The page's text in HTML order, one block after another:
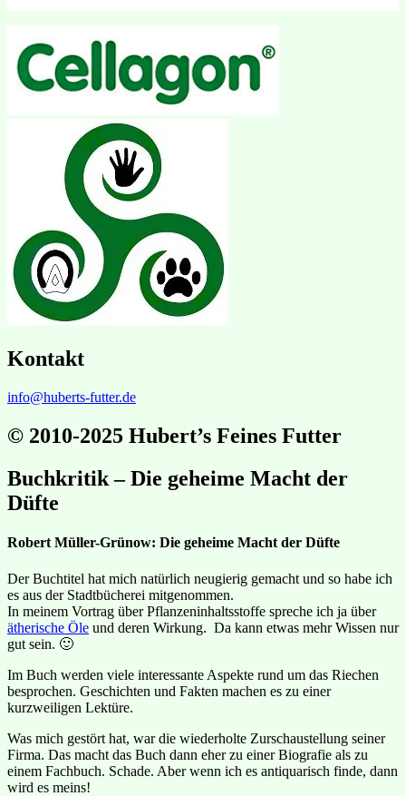
Kontakt
info@huberts-futter.de
© 2010-2025 Hubert’s Feines Futter
Buchkritik – Die geheime Macht der
Düfte
Robert Müller-Grünow: Die geheime Macht der Düfte
Der Buchtitel hat mich natürlich neugierig gemacht und so habe ich
es aus der Stadtbücherei mitgenommen.
In meinem Vortrag über Pflanzeninhaltsstoffe spreche ich ja über
ätherische Öle und deren Wirkung. Da kann etwas mehr Wissen nur
gut sein. 🙂
Im Buch werden viele interessante Aspekte rund um das Riechen
besprochen. Geschichten und Fakten machen es zu einer
kurzweiligen Lektüre.
Was mich gestört hat, war die wiederholte Zurschaustellung seiner
Firma. Das macht das Buch dann eher zu einer Biografie als zu
einem Fachbuch. Schade. Aber wenn ich es antiquarisch finde, dann
wird es meins!